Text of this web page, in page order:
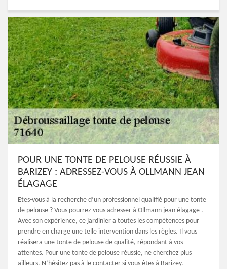
POUR UNE TONTE DE PELOUSE RÉUSSIE À
BARIZEY : ADRESSEZ-VOUS À OLLMANN JEAN
ÉLAGAGE
Etes-vous à la recherche d’un professionnel qualifié pour une tonte
de pelouse ? Vous pourrez vous adresser à Ollmann jean élagage .
Avec son expérience, ce jardinier a toutes les compétences pour
prendre en charge une telle intervention dans les règles. Il vous
réalisera une tonte de pelouse de qualité, répondant à vos
attentes. Pour une tonte de pelouse réussie, ne cherchez plus
ailleurs. N’hésitez pas à le contacter si vous êtes à Barizey.